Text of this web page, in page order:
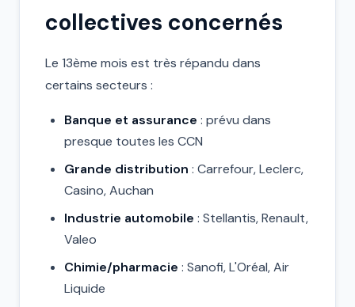
collectives concernés
Le 13ème mois est très répandu dans
certains secteurs :
Banque et assurance : prévu dans
presque toutes les CCN
Grande distribution : Carrefour, Leclerc,
Casino, Auchan
Industrie automobile : Stellantis, Renault,
Valeo
Chimie/pharmacie : Sanofi, L'Oréal, Air
Liquide